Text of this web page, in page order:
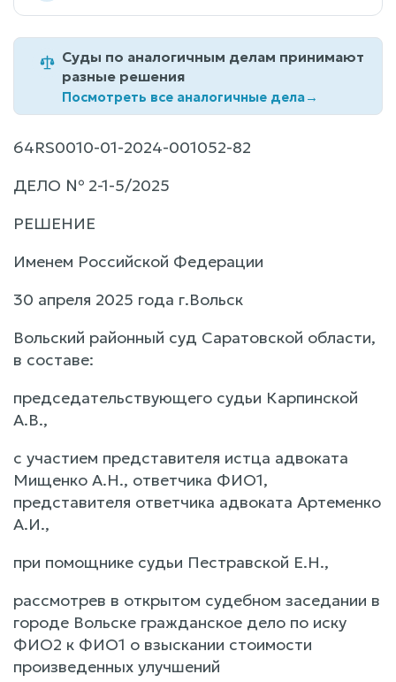
Суды по аналогичным делам принимают
разные решения
Посмотреть все аналогичные дела→
64RS0010-01-2024-001052-82
ДЕЛО № 2-1-5/2025
РЕШЕНИЕ
Именем Российской Федерации
30 апреля 2025 года г.Вольск
Вольский районный суд Саратовской области,
в составе:
председательствующего судьи Карпинской
А.В.,
с участием представителя истца адвоката
Мищенко А.Н., ответчика ФИО1,
представителя ответчика адвоката Артеменко
А.И.,
при помощнике судьи Пестравской Е.Н.,
рассмотрев в открытом судебном заседании в
городе Вольске гражданское дело по иску
ФИО2 к ФИО1 о взыскании стоимости
произведенных улучшений